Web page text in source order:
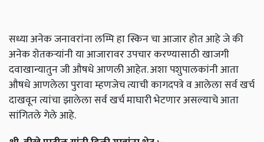
सध्या अनेक जनावरांना लम्पि हा स्किन चा आजार होत आहे जे की
अनेक शेतकऱ्यांनी या आजारावर उपचार करण्यासाठी खाजगी
दवाखान्यातुन जी औषधे आणली आहेत. अशा पशुपालकांनी आता
औषधे आणलेला पुरावा म्हणजेच त्याची कागदपत्रे व आलेला सर्व खर्च
दाखवून त्यांचा झालेला सर्व खर्च माघारी भेटणार असल्याचे आता
सांगितले गेले आहे.